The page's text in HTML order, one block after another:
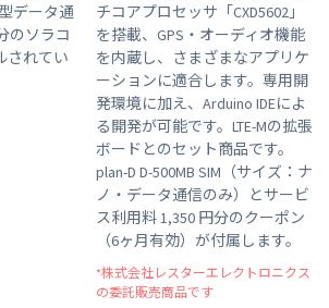
データ通
のソラコ
されてい
チコアプロセッサ「CXD5602」
を搭載、GPS・オーディオ機能
を内蔵し、さまざまなアプリケ
ーションに適合します。専用開
発環境に加え、Arduino IDEによ
る開発が可能です。LTE-Mの拡張
ボードとのセット商品です。
plan-D D-500MB SIM（サイズ：ナ
ノ・データ通信のみ）とサービ
ス利用料 1,350 円分のクーポン
（6ヶ月有効）が付属します。
*株式会社レスターエレクトロニクス
の委託販売商品です